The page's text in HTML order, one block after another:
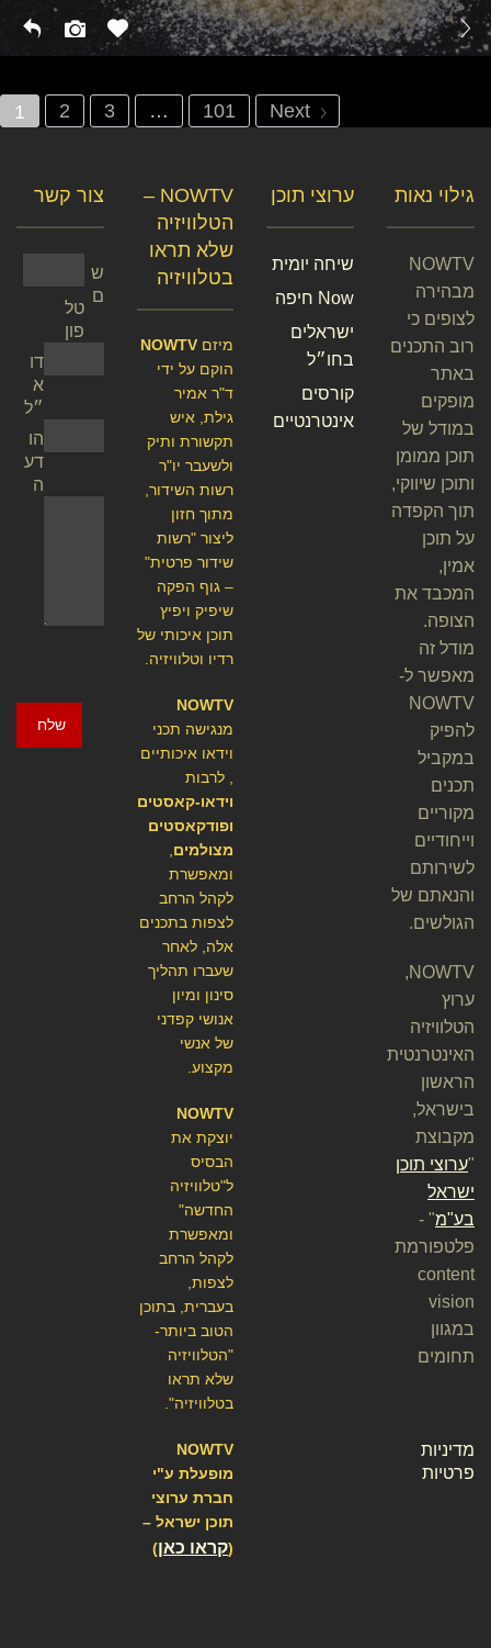
… 101 Next
צור קשר
ש
טל
פון
דו
א
״ל
הו
דע
שלח
NOWTV –
הטלוויזיה
שלא תראו
בטלוויזיה
מיזםNOWTV
הוקם על ידי
ד"ר אמיר
גילת, איש
תקשורת ותיק
ולשעבר יו"ר
רשות השידור,
מתוך חזון
ליצור "רשות
שידור פרטית"
– גוף הפקה
שיפיק ויפיץ
תוכן איכותי של
רדיו וטלוויזיה.
NOWTV
מנגישה תכני
וידאו איכותיים
, לרבות
וידאו-קאסטים
ופודקאסטים
מצולמים,
ומאפשרת
לקהל הרחב
לצפות בתכנים
אלה, לאחר
שעברו תהליך
סינון ומיון
אנושי קפדני
של אנשי
מקצוע.
NOWTV
יוצקת את
הבסיס
ל"טלוויזיה
החדשה"
ומאפשרת
לקהל הרחב
לצפות,
בעברית, בתוכן
הטוב ביותר-
"הטלוויזיה
שלא תראו
בטלוויזיה".
NOWTV
מופעלת ע"י
חברת ערוצי
תוכן ישראל –
קראו כאן)
ערוצי תוכן
שיחה יומית
Now חיפה
ישראלים
בחו״ל
קורסים
אינטרנטיים
גילוי נאות
NOWTV
מבהירה
לצופים כי
רוב התכנים
באתר
מופקים
במודל של
תוכן ממומן
ותוכן שיווקי,
תוך הקפדה
על תוכן
אמין,
המכבד את
הצופה.
מודל זה
מאפשר ל-
NOWTV
להפיק
במקביל
תכנים
מקוריים
וייחודיים
לשירותם
והנאתם של
הגולשים.
NOWTV,
ערוץ
הטלוויזיה
האינטרנטית
הראשון
בישראל,
מקבוצת
ערוצי תוכן
ישראל
בע"מ" -
פלטפורמת
content
vision
במגוון
תחומים
מדיניות
פרטיות